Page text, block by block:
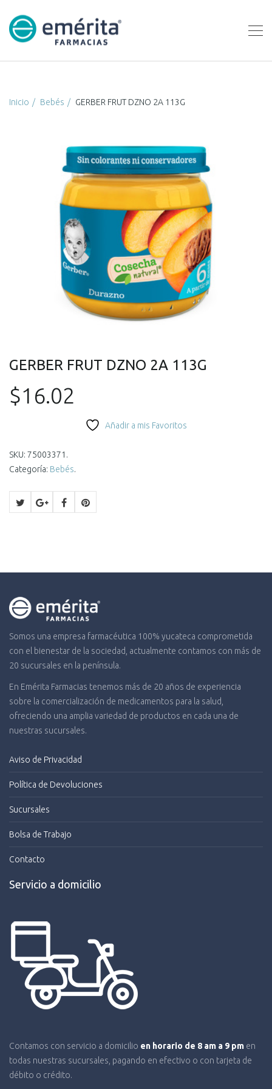
Inicio Bebés GERBER FRUT DZNO 2A 113G
GERBER FRUT DZNO 2A 113G
$16.02
Añadir a mis Favoritos
SKU: 75003371 .
Categoría: Bebés.
Somos una empresa farmacéutica 100% yucateca comprometida
con el bienestar de la sociedad, actualmente contamos con más de
20 sucursales en la península.
En Emérita Farmacias tenemos más de 20 años de experiencia
sobre la comercialización de medicamentos para la salud,
ofreciendo una amplia variedad de productos en cada una de
nuestras sucursales.
Aviso de Privacidad
Política de Devoluciones
Sucursales
Bolsa de Trabajo
Contacto
Servicio a domicilio
Contamos con servicio a domicilio en horario de 8 am a 9 pm en
todas nuestras sucursales, pagando en efectivo o con tarjeta de
débito o crédito.